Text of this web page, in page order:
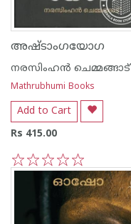
അഷ്ടാംഗയോഗ
നരസിംഹന്‍ ചെമ്മങ്ങാട്
Mathrubhumi Books
Add to Cart
Rs 415.00
5
4
3
2
1